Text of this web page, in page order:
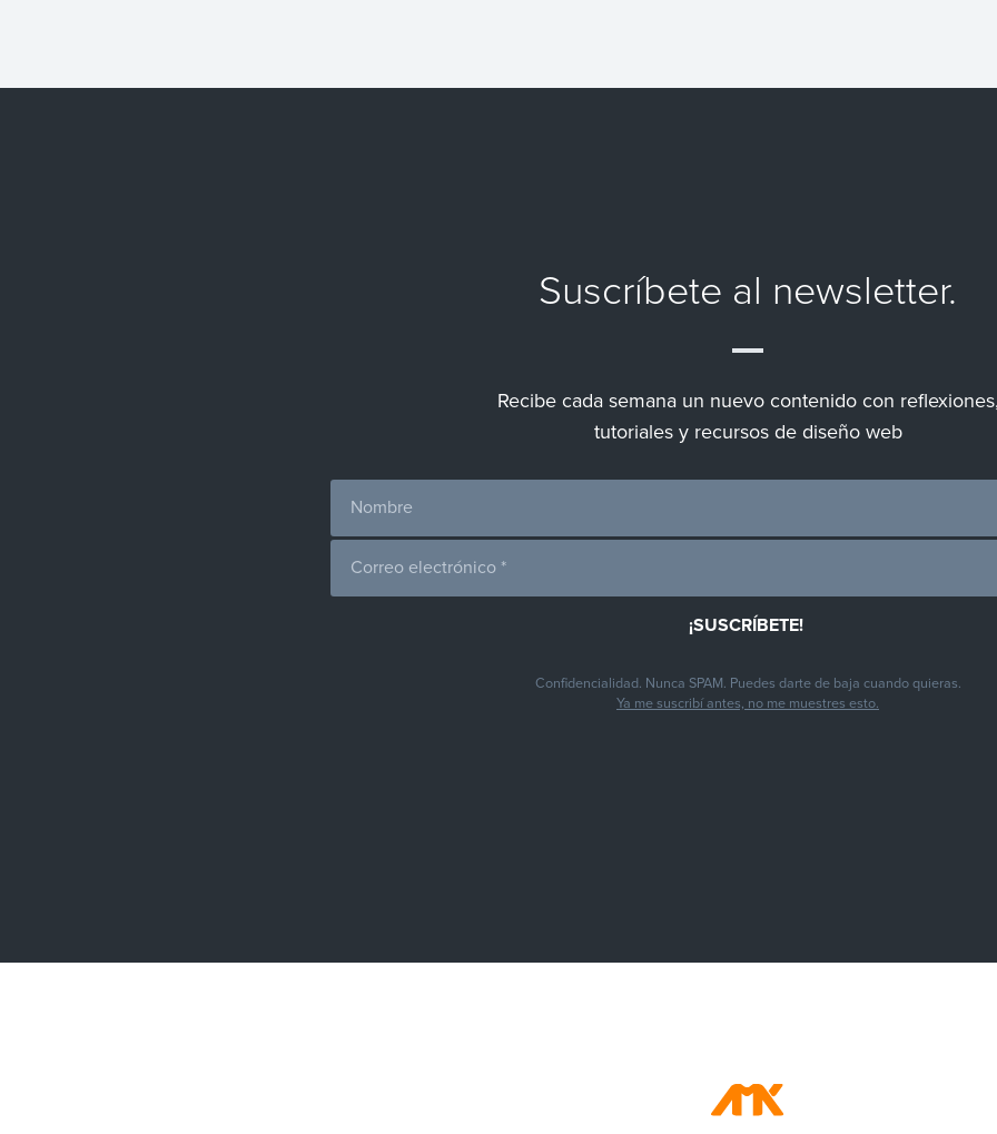
Suscríbete al newsletter.
Recibe cada semana un nuevo contenido con
tutoriales y recursos de diseño web
Confidencialidad. Nunca SPAM. Puedes darte de baja cuando quieras.
Ya me suscribí antes, no me muestres esto.